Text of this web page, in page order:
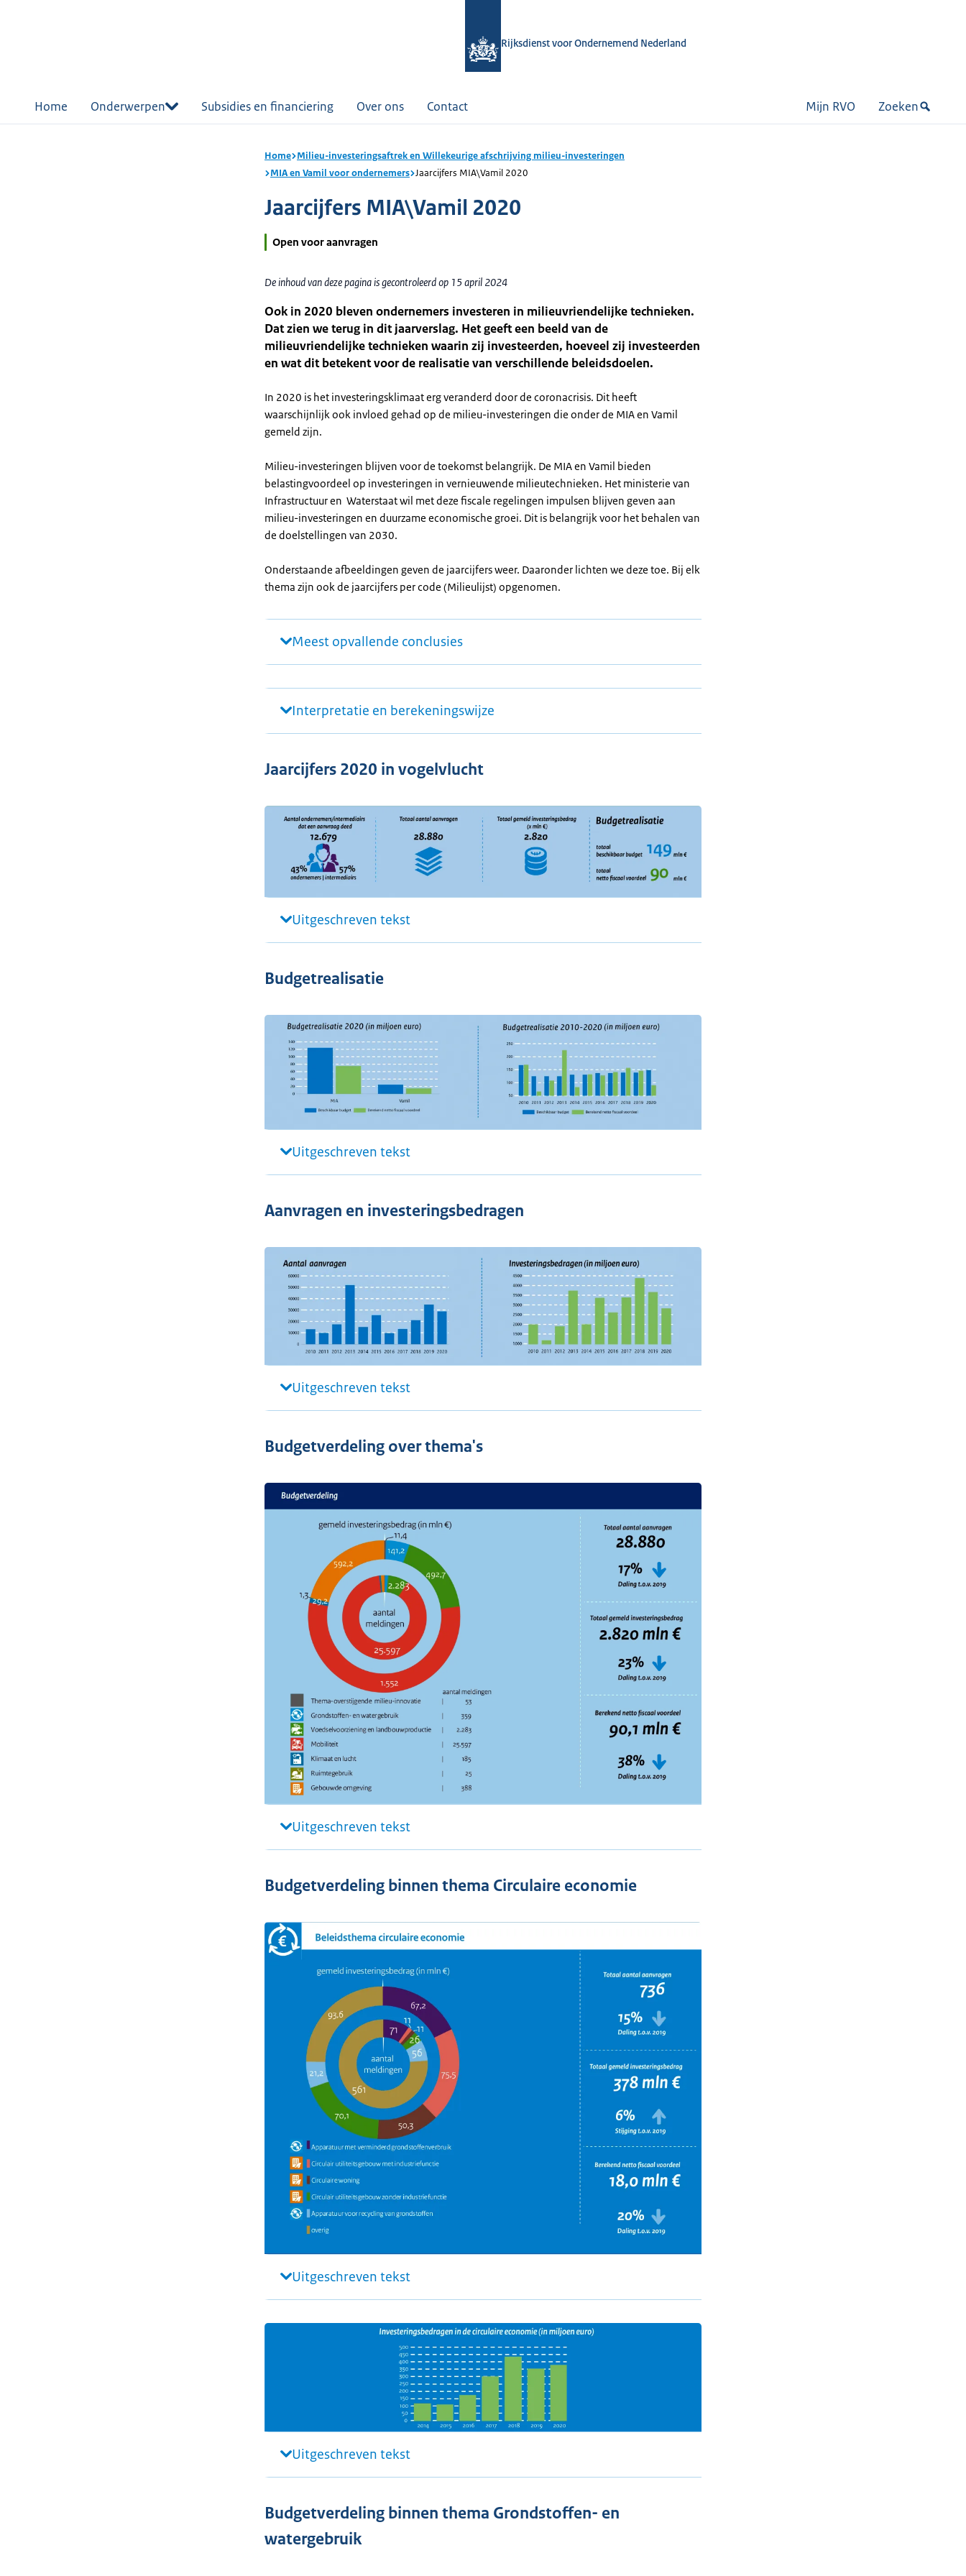
Rijksdienst voor Ondernemend Nederland
Home Onderwerpen Subsidies en financiering Over ons Contact Mijn RVO Zoeken
Home Milieu-investeringsaftrek en Willekeurige afschrijving milieu-investeringen
MIA en Vamil voor ondernemers Jaarcijfers MIA\Vamil 2020
Jaarcijfers MIA\Vamil 2020
Open voor aanvragen
De inhoud van deze pagina is gecontroleerd op 15 april 2024
Ook in 2020 bleven ondernemers investeren in milieuvriendelijke technieken.
Dat zien we terug in dit jaarverslag. Het geeft een beeld van de
milieuvriendelijke technieken waarin zij investeerden, hoeveel zij investeerden
en wat dit betekent voor de realisatie van verschillende beleidsdoelen.
In 2020 is het investeringsklimaat erg veranderd door de coronacrisis. Dit heeft
waarschijnlijk ook invloed gehad op de milieu-investeringen die onder de MIA en Vamil
gemeld zijn.
Milieu-investeringen blijven voor de toekomst belangrijk. De MIA en Vamil bieden
belastingvoordeel op investeringen in vernieuwende milieutechnieken. Het ministerie van
Infrastructuur en Waterstaat wil met deze fiscale regelingen impulsen blijven geven aan
milieu-investeringen en duurzame economische groei. Dit is belangrijk voor het behalen van
de doelstellingen van 2030.
Onderstaande afbeeldingen geven de jaarcijfers weer. Daaronder lichten we deze toe. Bij elk
thema zijn ook de jaarcijfers per code (Milieulijst) opgenomen.
Meest opvallende conclusies
Interpretatie en berekeningswijze
Jaarcijfers 2020 in vogelvlucht
Uitgeschreven tekst
Budgetrealisatie
Uitgeschreven tekst
Aanvragen en investeringsbedragen
Uitgeschreven tekst
Budgetverdeling over thema's
Uitgeschreven tekst
Budgetverdeling binnen thema Circulaire economie
Uitgeschreven tekst
Uitgeschreven tekst
Budgetverdeling binnen thema Grondstoffen- en
watergebruik